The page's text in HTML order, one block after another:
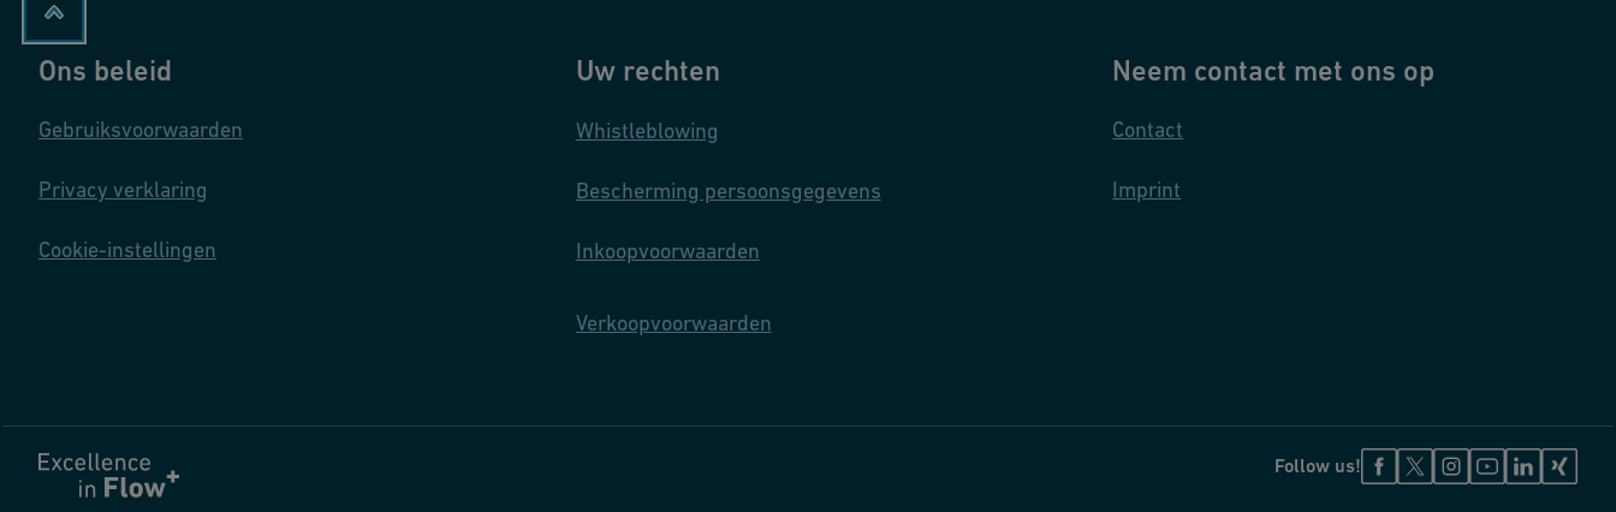
Ons beleid
Gebruiksvoorwaarden
Privacy verklaring
Cookie-instellingen
Uw rechten
Whistleblowing
Bescherming persoonsgegevens
Inkoopvoorwaarden
Verkoopvoorwaarden
Neem contact met ons op
Contact
Imprint
Follow us!